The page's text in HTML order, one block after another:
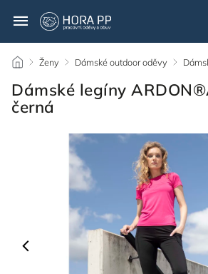
/ Ženy / Dámské outdoor oděvy /
Dámské legíny
černá